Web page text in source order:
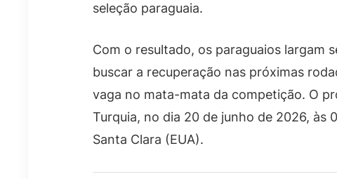
seleção paraguaia.
Com o resultado, os paraguaios largam
buscar a recuperação nas próximas
vaga no mata-mata da competição. O
Turquia, no dia 20 de junho de 2026, às
Santa Clara (EUA).